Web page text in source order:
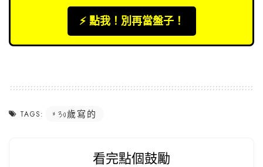
⚡️ 點我！別再當盤子！
TAGS: 30歲寫的
看完點個鼓勵